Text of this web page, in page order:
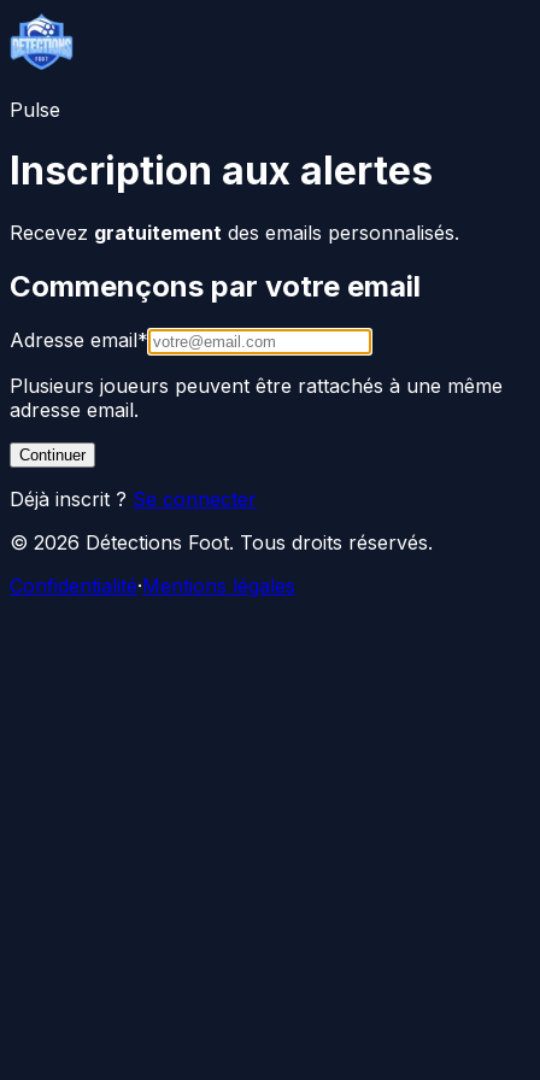
Pulse
Inscription aux alertes
Recevez gratuitement des emails personnalisés.
Commençons par votre email
Adresse email*
Plusieurs joueurs peuvent être rattachés à une même
adresse email.
Continuer
Déjà inscrit ? Se connecter
© 2026 Détections Foot. Tous droits réservés.
Confidentialité·Mentions légales